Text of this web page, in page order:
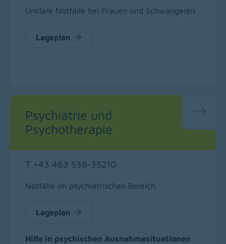
Unklare Notfälle bei Frauen und Schwangeren
Lageplan
Psychiatrie und
Psychotherapie
T +43 463 538-35210
Notfälle im psychiatrischen Bereich
Lageplan
Hilfe in psychischen Ausnahmesituationen